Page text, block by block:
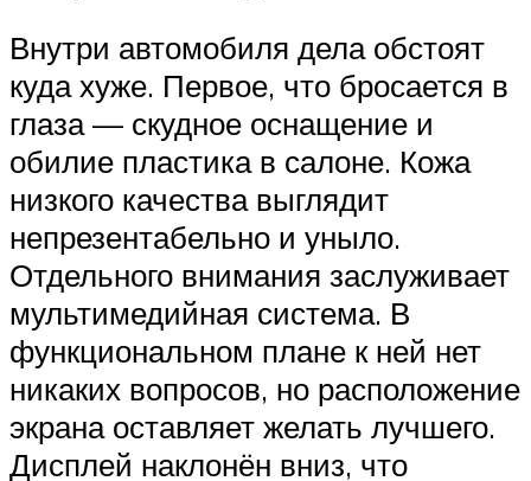
Внутри автомобиля дела обстоят
куда хуже. Первое, что бросается в
глаза — скудное оснащение и
обилие пластика в салоне. Кожа
низкого качества выглядит
непрезентабельно и уныло.
Отдельного внимания заслуживает
мультимедийная система. В
функциональном плане к ней нет
никаких вопросов, но расположение
экрана оставляет желать лучшего.
Дисплей наклонён вниз, что